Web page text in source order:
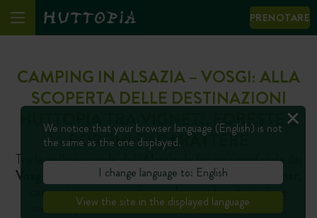
PRENOTARE
CAMPING IN ALSAZIA – VOSGI: ALLA
SCOPERTA DELLE DESTINAZIONI
HUTTOPIA TRA VIGNETI, FORESTE E
BORGHI DI CARATTERE
Tra le colline viticole dell’Alsazia, le foreste profonde dei
Vosgi
e città emblematiche comeStrasburgo
campeggiare qui significa godersi un territorio dove
natura e patrimonio si fondono meravigliosamente.
We notice that your browser language (English) is not
the same as the one displayed.
I change language to: English
View the site in the displayed language